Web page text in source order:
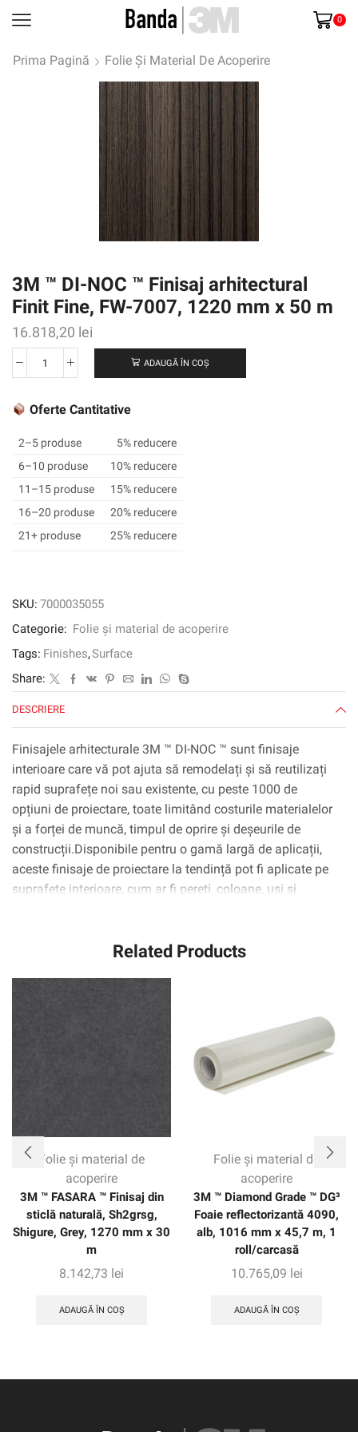
0
Prima Pagină Folie Și Material De Acoperire
3M ™ DI-NOC ™ Finisaj arhitectural
Finit Fine, FW-7007, 1220 mm x 50 m
16.818,20 lei
Cantitate
™
NOC
Finisaj
arhitectural
Finit
Fine,
mm
50
m
ADAUGĂ ÎN COȘ
Oferte Cantitative
2–5 produse
5% reducere
6–10 produse
10% reducere
11–15 produse
15% reducere
16–20 produse
20% reducere
21+ produse
25% reducere
SKU: 7000035055
Categorie: Folie și material de acoperire
Tags: Finishes,Surface
Share:
DESCRIERE
Finisajele arhitecturale 3M ™ DI-NOC ™ sunt finisaje
interioare care vă pot ajuta să remodelați și să reutilizați
rapid suprafețe noi sau existente, cu peste 1000 de
opțiuni de proiectare, toate limitând costurile materialelor
și a forței de muncă, timpul de oprire și deșeurile de
construcții.Disponibile pentru o gamă largă de aplicații,
aceste finisaje de proiectare la tendință pot fi aplicate pe
suprafețe interioare, cum ar fi pereți, coloane, uși și
practic bulele de aer, simplificând și accelerând procesul
Related Products
Folie și material de
acoperire
3M ™ FASARA ™ Finisaj din
sticlă naturală, Sh2grsg,
Shigure, Grey, 1270 mm x 30
m
8.142,73 lei
ADAUGĂ ÎN COȘ
Folie și material de
acoperire
3M ™ Diamond Grade ™ DG³
Foaie reflectorizantă 4090,
alb, 1016 mm x 45,7 m, 1
roll/carcasă
10.765,09 lei
ADAUGĂ ÎN COȘ